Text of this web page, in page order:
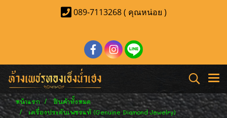
089-7113268 ( คุณหน่อย )
หน้าแรก
สินค้าทั้งหมด
เครื่องประดับเพชรแท้ (Genuine Diamond Jewelry)